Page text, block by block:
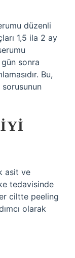
düzenli
1,5 ila 2 ay
sonra
Bu,
asit ve
tedavisinde
ciltte peeling
olarak